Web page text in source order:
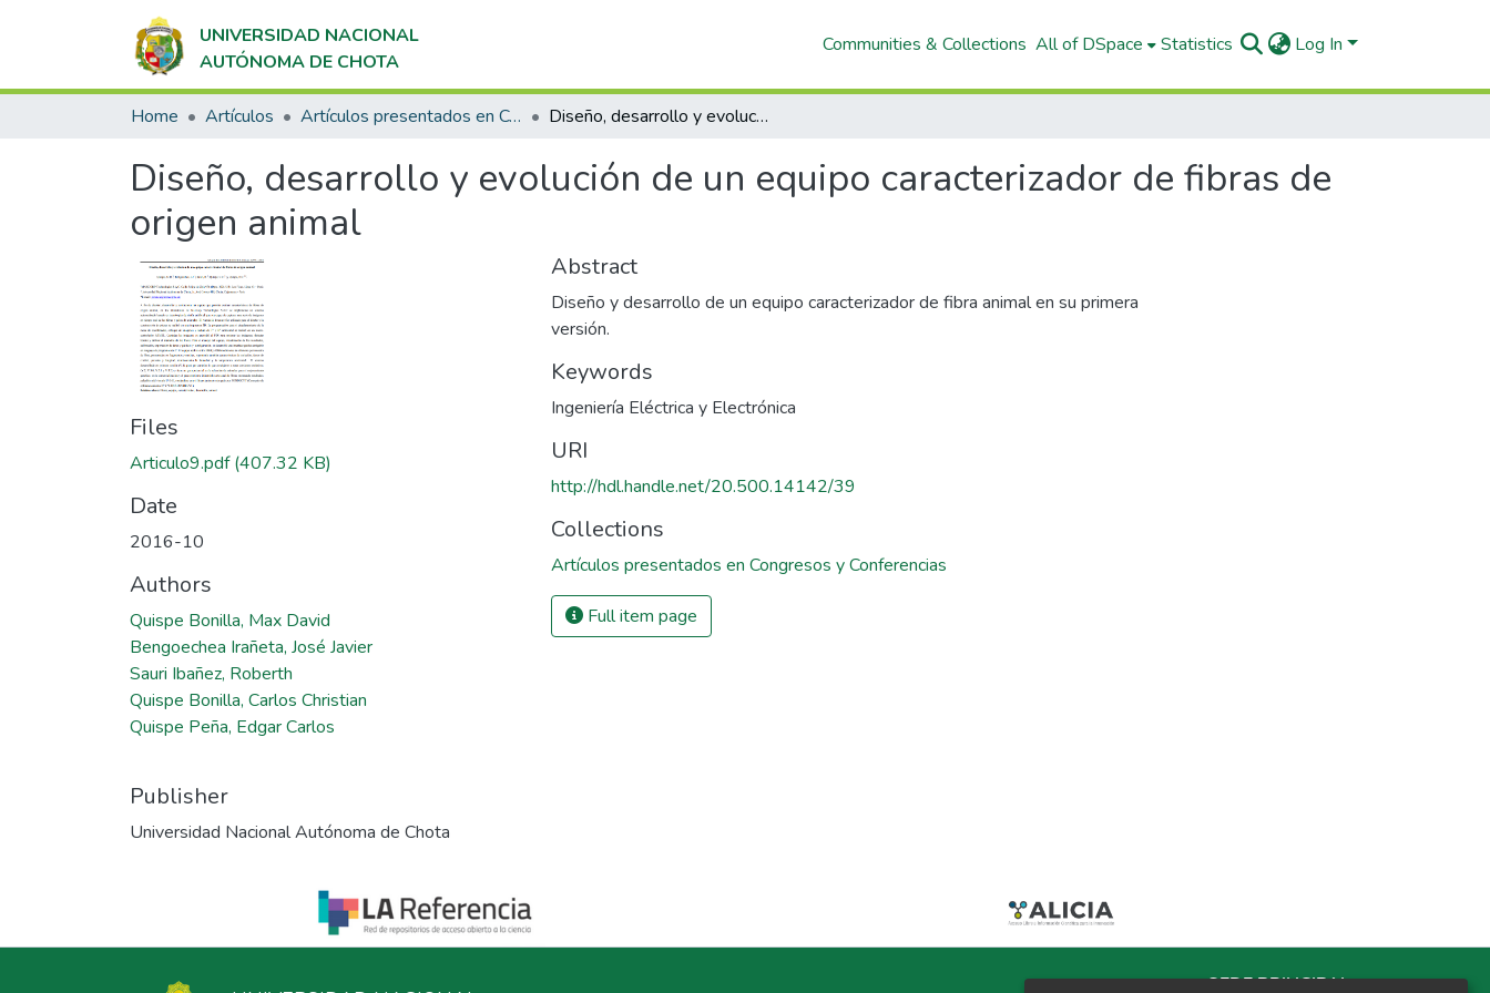
UNIVERSIDAD NACIONAL
AUTÓNOMA DE CHOTA
Communities & Collections All of DSpace Statistics Log In
Home Artículos Artículos presentados en Congresos y Conferencias Diseño, desarrollo y evolución de un equipo caracterizador de fibras de origen animal
Diseño, desarrollo y evolución de un equipo caracterizador de fibras de
origen animal
Files
Articulo9.pdf(407.32 KB)
Date
2016-10
Authors
Quispe Bonilla, Max David
Bengoechea Irañeta, José Javier
Sauri Ibañez, Roberth
Quispe Bonilla, Carlos Christian
Quispe Peña, Edgar Carlos
Publisher
Universidad Nacional Autónoma de Chota
Abstract
Diseño y desarrollo de un equipo caracterizador de fibra animal en su primera
versión.
Keywords
Ingeniería Eléctrica y Electrónica
URI
http://hdl.handle.net/20.500.14142/39
Collections
Artículos presentados en Congresos y Conferencias
Full item page
SEDE PRINCIPAL